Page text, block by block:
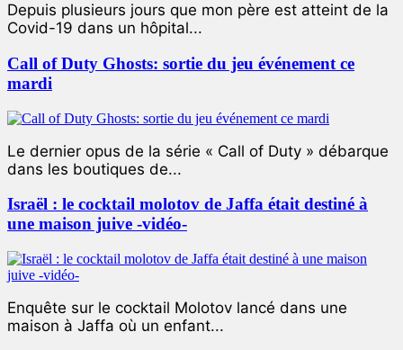
Depuis plusieurs jours que mon père est atteint de la
Covid-19 dans un hôpital...
Call of Duty Ghosts: sortie du jeu événement ce
mardi
Le dernier opus de la série « Call of Duty » débarque
dans les boutiques de...
Israël : le cocktail molotov de Jaffa était destiné à
une maison juive -vidéo-
Enquête sur le cocktail Molotov lancé dans une
maison à Jaffa où un enfant...